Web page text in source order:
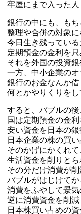
牢屋にまで入った人
銀行の中にも、もち
整理や合併の対象に
今日生き残ってい
定期預金の金利を只
それを外国の投資銀
一方、中小企業のオ
銀行のお金なんか借
何とかやりくりをし
すると、バブルの後
国は定期預金の金利
安い資金を日本の銀
日本企業の株の買
そのかげにかくれ
生活資金を削りとら
その分だけ消費が削
バブルがはじけてか
消費をふやして景気
逆に消費資金を削減
日本株買い占めの